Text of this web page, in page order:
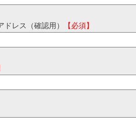
ドレス（確認用） 【必須】